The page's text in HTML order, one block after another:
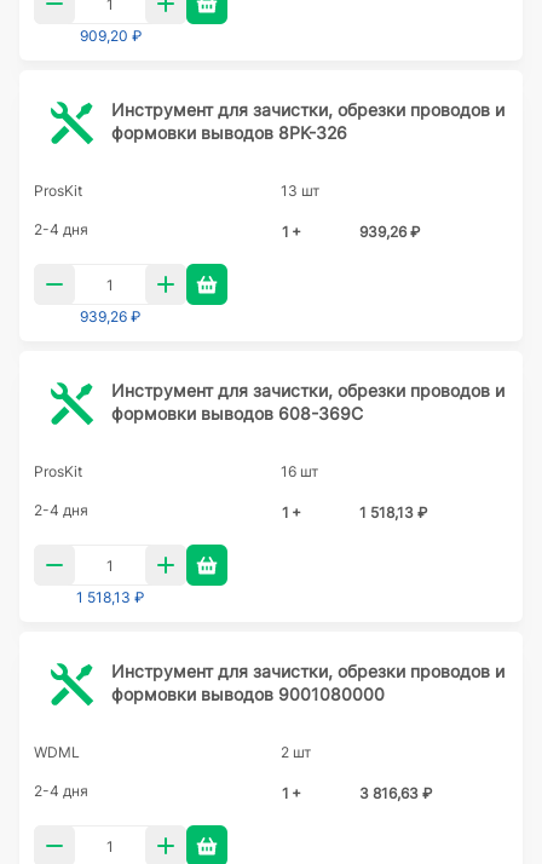
909,20 ₽
Инструмент для зачистки, обрезки проводов и
формовки выводов 8PK-326
ProsKit 13 шт
2-4 дня 1 + 939,26 ₽
939,26 ₽
Инструмент для зачистки, обрезки проводов и
формовки выводов 608-369C
ProsKit 16 шт
2-4 дня 1 + 1 518,13 ₽
1 518,13 ₽
Инструмент для зачистки, обрезки проводов и
формовки выводов 9001080000
WDML 2 шт
2-4 дня 1 + 3 816,63 ₽